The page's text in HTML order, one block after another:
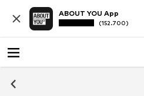
ABOUT YOU App
(152.700)